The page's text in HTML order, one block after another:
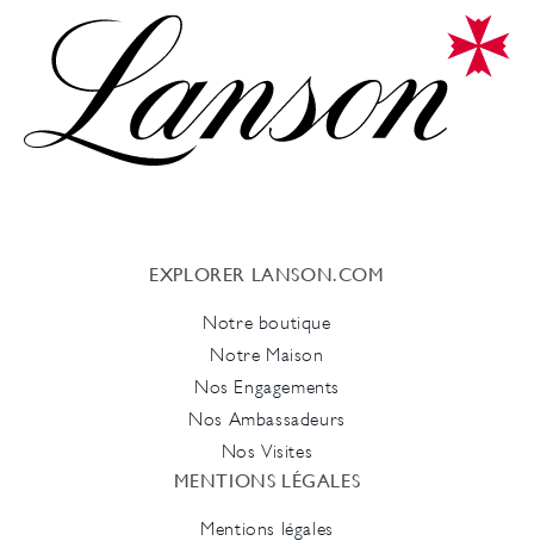
EXPLORER LANSON.COM
Notre boutique
Notre Maison
Nos Engagements
Nos Ambassadeurs
Nos Visites
MENTIONS LÉGALES
Mentions légales